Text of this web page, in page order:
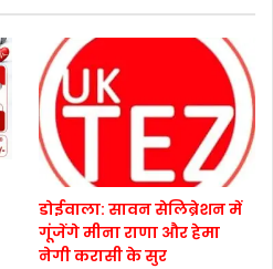
डोईवाला: सावन सेलिब्रेशन में
गूंजेंगे मीना राणा और हेमा
नेगी करासी के सुर